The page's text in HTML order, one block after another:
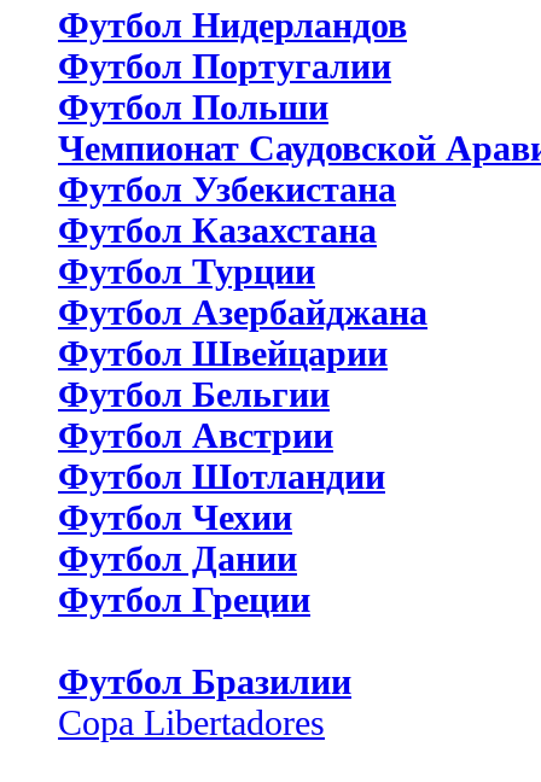
Футбол Нидерландов
Футбол Португалии
Футбол Польши
Чемпионат Саудовской
Футбол Узбекистана
Футбол Казахстана
Футбол Турции
Футбол Азербайджана
Футбол Швейцарии
Футбол Бельгии
Футбол Австрии
Футбол Шотландии
Футбол Чехии
Футбол Дании
Футбол Греции
Футбол Бразилии
Copa Libertadores